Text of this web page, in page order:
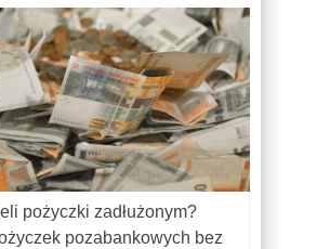
pożyczki zadłużonym?
pozabankowych bez